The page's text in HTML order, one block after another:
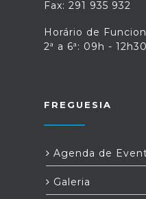
Fax: 291 935 932
Horário de
2ª a 6ª: 09h -
FREGUESIA
Agenda de
Galeria